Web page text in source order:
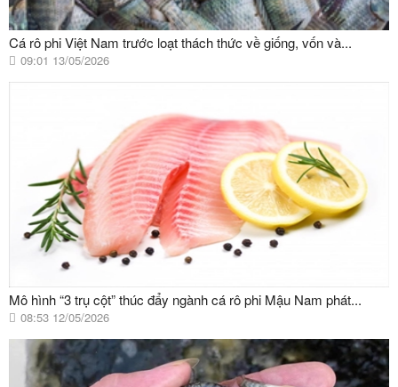
Cá rô phi Việt Nam trước loạt thách thức về giống, vốn và...
09:01 13/05/2026
Mô hình “3 trụ cột” thúc đẩy ngành cá rô phi Mậu Nam phát...
08:53 12/05/2026